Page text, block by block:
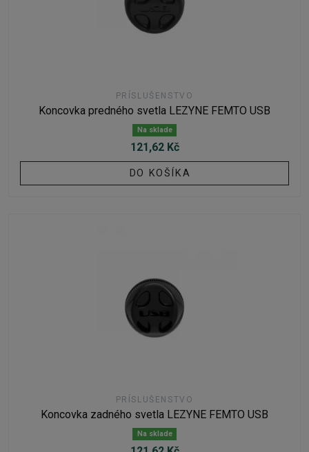
PRÍSLUŠENSTVO
Koncovka predného svetla LEZYNE FEMTO USB
Na sklade
121,62 Kč
DO KOŠÍKA
PRÍSLUŠENSTVO
Koncovka zadného svetla LEZYNE FEMTO USB
Na sklade